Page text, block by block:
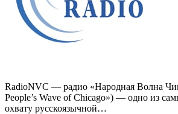
RadioNVC — радио «Народная Волна
People’s Wave of Chicago») — одно из
охвату русскоязычной…